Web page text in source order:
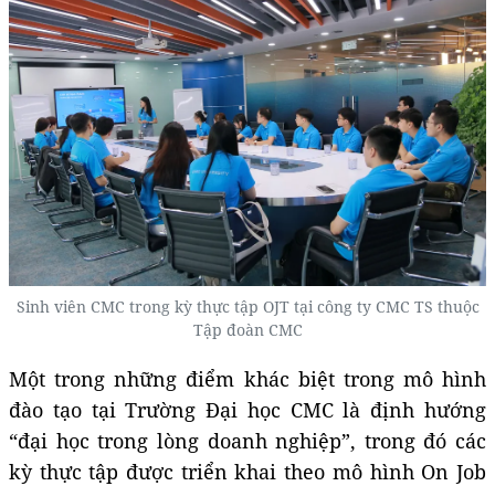
Sinh viên CMC trong kỳ thực tập OJT tại công ty CMC TS thuộc
Tập đoàn CMC
Một trong những điểm khác biệt trong mô hình
đào tạo tại Trường Đại học CMC là định hướng
“đại học trong lòng doanh nghiệp”, trong đó các
kỳ thực tập được triển khai theo mô hình On Job